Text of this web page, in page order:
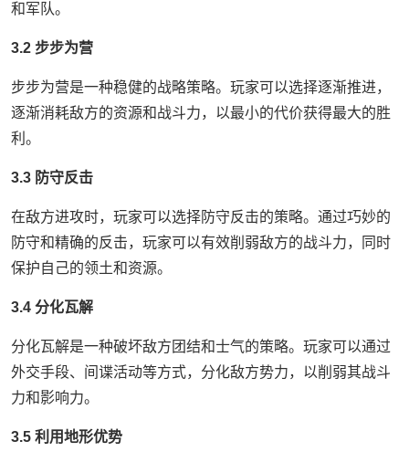
和军队。
3.2 步步为营
步步为营是一种稳健的战略策略。玩家可以选择逐渐推进，
逐渐消耗敌方的资源和战斗力，以最小的代价获得最大的胜
利。
3.3 防守反击
在敌方进攻时，玩家可以选择防守反击的策略。通过巧妙的
防守和精确的反击，玩家可以有效削弱敌方的战斗力，同时
保护自己的领土和资源。
3.4 分化瓦解
分化瓦解是一种破坏敌方团结和士气的策略。玩家可以通过
外交手段、间谍活动等方式，分化敌方势力，以削弱其战斗
力和影响力。
3.5 利用地形优势